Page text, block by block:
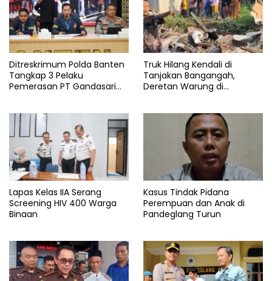
info
pagelaran
Pandeglang
Ditreskrimum Polda Banten
Tangkap 3 Pelaku
Pemerasan PT Gandasari
Truk Hilang Kendali di
Tanjakan Bangangah,
Deretan Warung di
Lapas Kelas IIA Serang
Screening HIV 400 Warga
Binaan
Kasus Tindak Pidana
Perempuan dan Anak di
Pandeglang Turun